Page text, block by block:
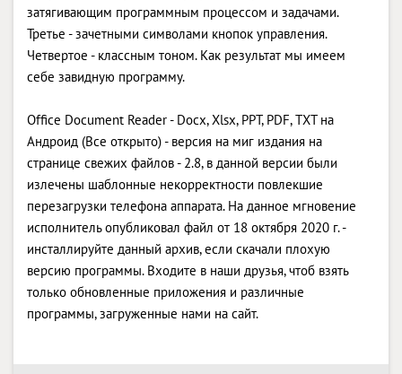
затягивающим программным процессом и задачами.
Третье - зачетными символами кнопок управления.
Четвертое - классным тоном. Как результат мы имеем
себе завидную программу.
Office Document Reader - Docx, Xlsx, PPT, PDF, TXT на
Андроид (Все открыто) - версия на миг издания на
странице свежих файлов - 2.8, в данной версии были
излечены шаблонные некорректности повлекшие
перезагрузки телефона аппарата. На данное мгновение
исполнитель опубликовал файл от 18 октября 2020 г. -
инсталлируйте данный архив, если скачали плохую
версию программы. Входите в наши друзья, чтоб взять
только обновленные приложения и различные
программы, загруженные нами на сайт.